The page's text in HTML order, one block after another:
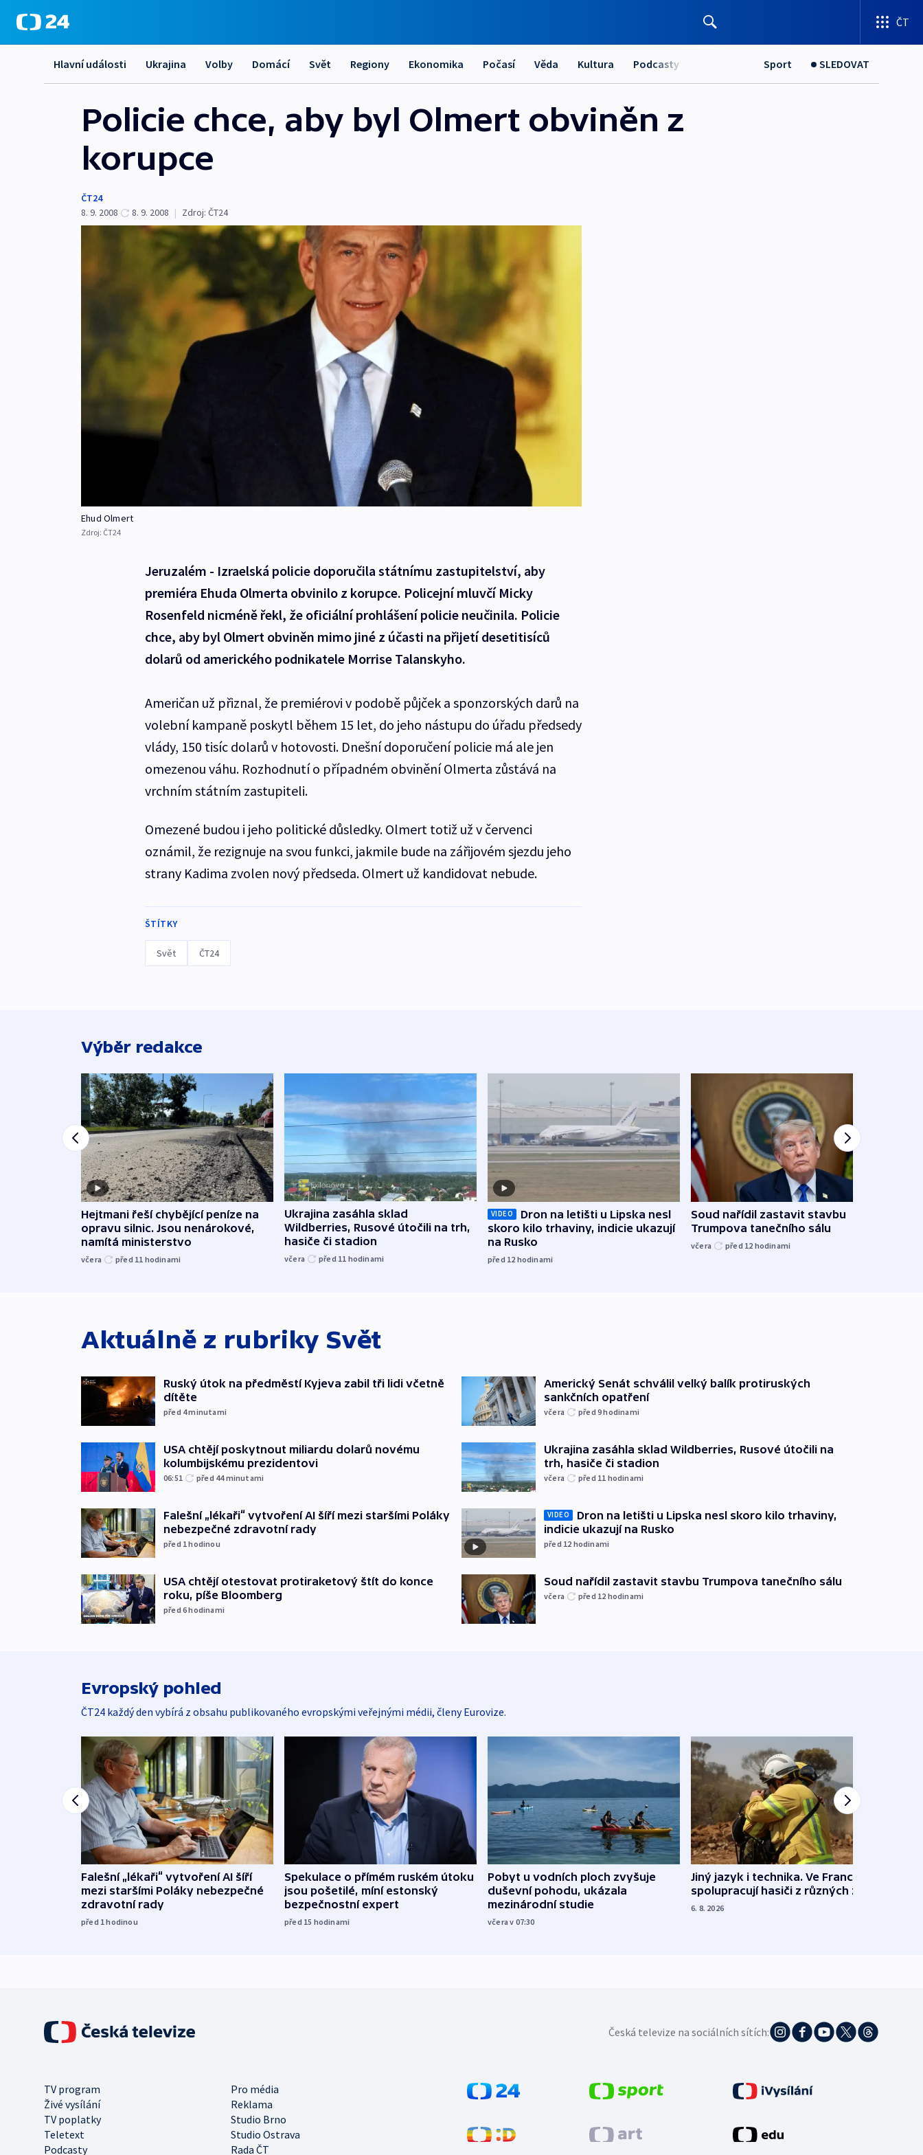
ČT
Hlavní události Ukrajina Volby Domácí Svět Regiony Ekonomika Počasí Věda Kultura Podcasty Sport SLEDOVAT
Policie chce, aby byl Olmert obviněn z
korupce
ČT24
8. 9. 2008
8. 9. 2008 | Zdroj: ČT24
Ehud Olmert
Zdroj: ČT24
Jeruzalém - Izraelská policie doporučila státnímu zastupitelství, aby
premiéra Ehuda Olmerta obvinilo z korupce. Policejní mluvčí Micky
Rosenfeld nicméně řekl, že oficiální prohlášení policie neučinila. Policie
chce, aby byl Olmert obviněn mimo jiné z účasti na přijetí desetitisíců
dolarů od amerického podnikatele Morrise Talanskyho.
Američan už přiznal, že premiérovi v podobě půjček a sponzorských darů na
volební kampaně poskytl během 15 let, do jeho nástupu do úřadu předsedy
vlády, 150 tisíc dolarů v hotovosti. Dnešní doporučení policie má ale jen
omezenou váhu. Rozhodnutí o případném obvinění Olmerta zůstává na
vrchním státním zastupiteli.
Omezené budou i jeho politické důsledky. Olmert totiž už v červenci
oznámil, že rezignuje na svou funkci, jakmile bude na zářijovém sjezdu jeho
strany Kadima zvolen nový předseda. Olmert už kandidovat nebude.
ŠTÍTKY
Svět ČT24
Výběr redakce
Hejtmani řeší chybějící peníze na
opravu silnic. Jsou nenárokové,
namítá ministerstvo
včera před 11 hodinami
Ukrajina zasáhla sklad
Wildberries, Rusové útočili na trh,
hasiče či stadion
včera před 11 hodinami
VIDEO
Dron na letišti u Lipska nesl
skoro kilo trhaviny, indicie ukazují
na Rusko
před 12 hodinami
Soud nařídil zastavit stavbu
Trumpova tanečního sálu
včera před 12 hodinami
Aktuálně z rubriky Svět
Ruský útok na předměstí Kyjeva zabil tři lidi včetně
dítěte
před 4minutami
USA chtějí poskytnout miliardu dolarů novému
kolumbijskému prezidentovi
06:51 před 44minutami
Falešní „lékaři“ vytvoření AI šíří mezi staršími Poláky
nebezpečné zdravotní rady
před 1hodinou
USA chtějí otestovat protiraketový štít do konce
roku, píše Bloomberg
před 6hodinami
Americký Senát schválil velký balík protiruských
sankčních opatření
včera před 9hodinami
Ukrajina zasáhla sklad Wildberries, Rusové útočili na
trh, hasiče či stadion
včera před 11 hodinami
VIDEO
Dron na letišti u Lipska nesl skoro kilo trhaviny,
indicie ukazují na Rusko
před 12 hodinami
Soud nařídil zastavit stavbu Trumpova tanečního sálu
včera před 12 hodinami
Evropský pohled
ČT24 každý den vybírá z obsahu publikovaného evropskými veřejnými médii, členy Eurovize.
Falešní „lékaři“ vytvoření AI šíří
mezi staršími Poláky nebezpečné
zdravotní rady
před 1hodinou
Spekulace o přímém ruském útoku
jsou pošetilé, míní estonský
bezpečnostní expert
před 15 hodinami
Pobyt u vodních ploch zvyšuje
duševní pohodu, ukázala
mezinárodní studie
včera v 07:30
Jiný jazyk i technika. Ve Francii
spolupracují hasiči z různých zemí
6. 8. 2026
Česká televize na sociálních sítích:
TV program
Pro média
Živé vysílání
Reklama
TV poplatky
Studio Brno
Teletext
Studio Ostrava
Podcasty
Rada ČT